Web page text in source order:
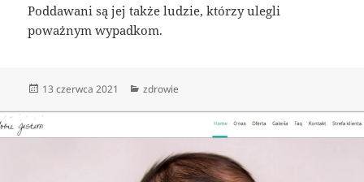
Poddawani są jej także ludzie, którzy ulegli
poważnym wypadkom.
Data
13 czerwca 2021 Kategorie
zdrowie